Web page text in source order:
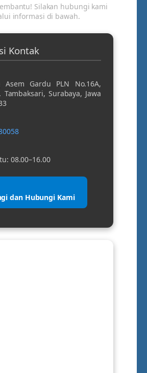
Silakan hubungi kami
informasi di bawah.
Kontak
Asem Gardu PLN No.16A,
Tambaksari, Surabaya, Jawa
08.00–16.00
dan Hubungi Kami